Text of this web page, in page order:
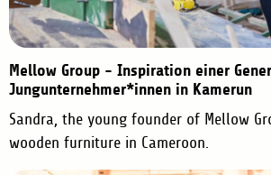
Mellow Group - Inspiration einer
Jungunternehmer*innen in Kamerun
Sandra, the young founder of Mellow
wooden furniture in Cameroon.